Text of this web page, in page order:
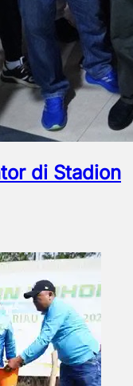
di Stadion